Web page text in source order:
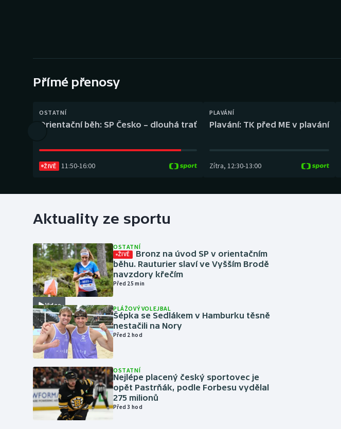
Gymnastika Plážový volejbal
Přímé přenosy
OSTATNÍ
Orientační běh: SP Česko – dlouhá trať
ŽIVĚ 11:50-16:00
PLAVÁNÍ
Plavání: TK před ME v plavání
Zítra, 12:30-13:00
Aktuality ze sportu
Video
OSTATNÍ
ŽIVĚ
Bronz na úvod SP v orientačním
běhu. Rauturier slaví ve Vyšším Brodě
navzdory křečím
Před 25 min
PLÁŽOVÝ VOLEJBAL
Šépka se Sedlákem v Hamburku těsně
nestačili na Nory
Před 2 hod
OSTATNÍ
Nejlépe placený český sportovec je
opět Pastrňák, podle Forbesu vydělal
275 milionů
Před 3 hod